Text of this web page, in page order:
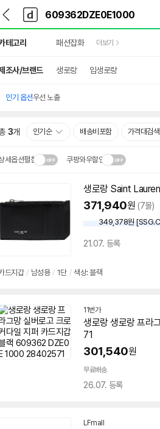
다
나
와
다
와
메
인
테고리 패션잡화 더보기
조사/브랜드 생로랑 입생로랑
인기 옵션우선 노출
3개 인기순 배송비포함 가격대검색
세옵션펼침 쿠팡와우할인
배송·설치비가 달라집니다.
기
생로랑 Saint
371,940원 (7몰)
349,378원
21.07. 등록
드지갑 / 남성용 / 1단 / 색상: 블랙
11번가
생로랑 생로랑 프
71
301,540원
무료배송
26.07. 등록
LFmall